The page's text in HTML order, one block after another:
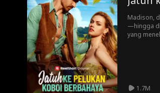
Madison,
—hingga
yang
tempat
koboi,
1.7M